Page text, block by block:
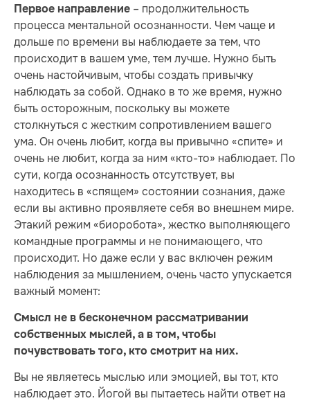
Первое направление – продолжительность
процесса ментальной осознанности. Чем чаще и
дольше по времени вы наблюдаете за тем, что
происходит в вашем уме, тем лучше. Нужно быть
очень настойчивым, чтобы создать привычку
наблюдать за собой. Однако в то же время, нужно
быть осторожным, поскольку вы можете
столкнуться с жестким сопротивлением вашего
ума. Он очень любит, когда вы привычно «спите» и
очень не любит, когда за ним «кто-то» наблюдает. По
сути, когда осознанность отсутствует, вы
находитесь в «спящем» состоянии сознания, даже
если вы активно проявляете себя во внешнем мире.
Этакий режим «биоробота», жестко выполняющего
командные программы и не понимающего, что
происходит. Но даже если у вас включен режим
наблюдения за мышлением, очень часто упускается
важный момент:
Смысл не в бесконечном рассматривании
собственных мыслей, а в том, чтобы
почувствовать того, кто смотрит на них.
Вы не являетесь мыслью или эмоцией, вы тот, кто
наблюдает это. Йогой вы пытаетесь найти ответ на